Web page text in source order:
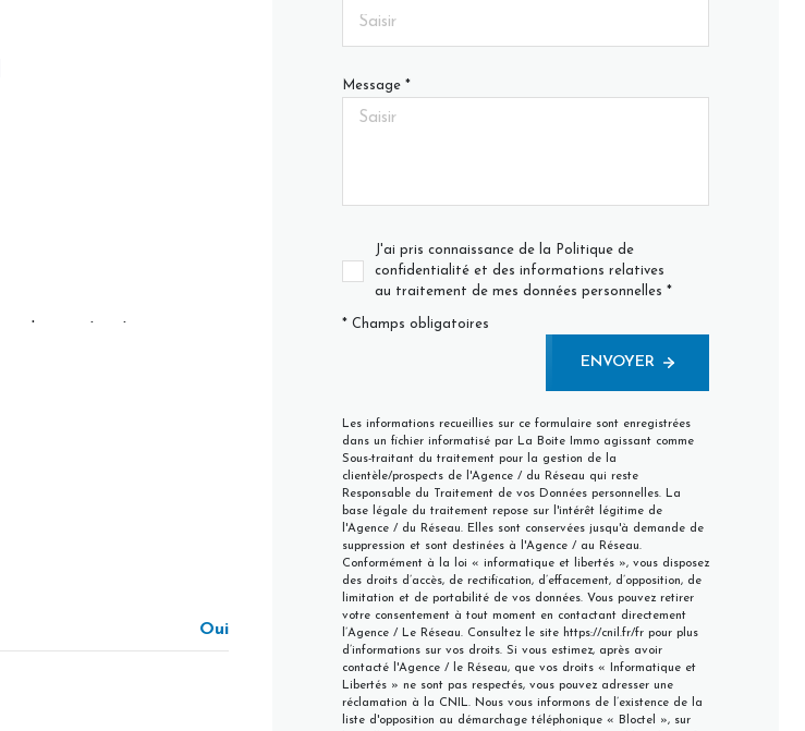
Oui
Message *
J'ai pris connaissance de la Politique de
confidentialité et des informations relatives
au traitement de mes données personnelles *
* Champs obligatoires
ENVOYER
Les informations recueillies sur ce formulaire sont enregistrées
dans un fichier informatisé par La Boite Immo agissant comme
Sous-traitant du traitement pour la gestion de la
clientèle/prospects de l'Agence / du Réseau qui reste
Responsable du Traitement de vos Données personnelles. La
base légale du traitement repose sur l'intérêt légitime de
l'Agence / du Réseau. Elles sont conservées jusqu'à demande de
suppression et sont destinées à l'Agence / au Réseau.
Conformément à la loi « informatique et libertés », vous disposez
des droits d’accès, de rectification, d’effacement, d’opposition, de
limitation et de portabilité de vos données. Vous pouvez retirer
votre consentement à tout moment en contactant directement
l’Agence / Le Réseau. Consultez le site https://cnil.fr/frpour plus
d’informations sur vos droits. Si vous estimez, après avoir
contacté l'Agence / le Réseau, que vos droits « Informatique et
Libertés » ne sont pas respectés, vous pouvez adresser une
réclamation à la CNIL. Nous vous informons de l’existence de la
liste d'opposition au démarchage téléphonique « Bloctel », sur